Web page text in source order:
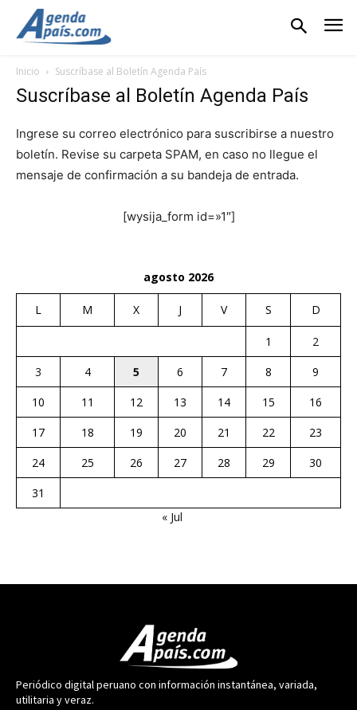
Inicio Suscríbase al Boletín Agenda País
Suscríbase al Boletín Agenda País
Ingrese su correo electrónico para suscribirse a nuestro
boletín. Revise su carpeta SPAM, en caso no llegue el
mensaje de confirmación a su bandeja de entrada.
[wysija_form id=»1″]
agosto 2026
L M X J V S D
1
2
3
4 5 6 7 8
9
10
11 12 13 14 15
16
17
18 19 20 21 22
23
24
25 26 27 28 29
30
31
« Jul
Periódico digital peruano con información instantánea, variada,
utilitaria y veraz.